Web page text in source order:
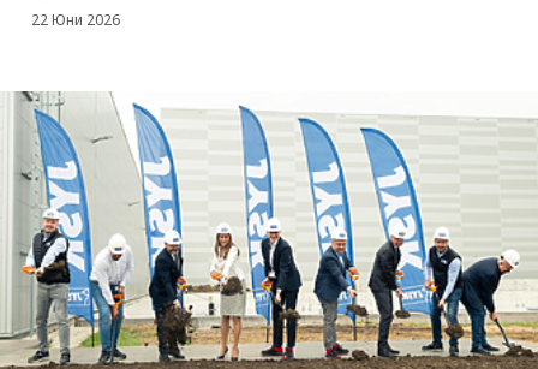
22 Юни 2026